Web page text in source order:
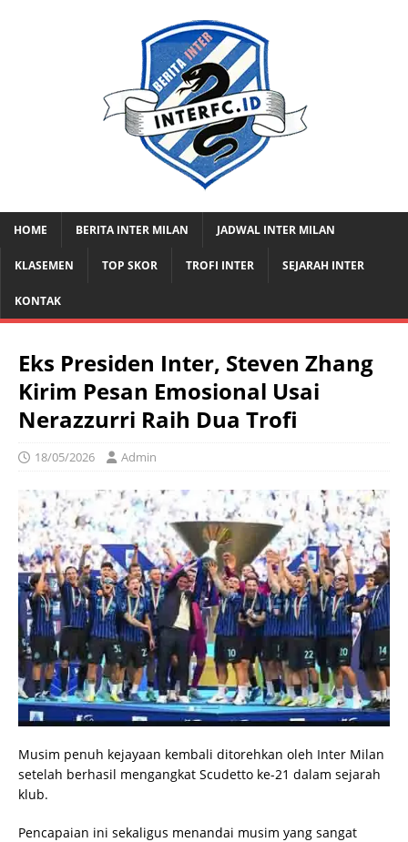
HOME BERITA INTER MILAN JADWAL INTER MILAN
KLASEMEN TOP SKOR TROFI INTER SEJARAH INTER
KONTAK
Eks Presiden Inter, Steven Zhang
Kirim Pesan Emosional Usai
Nerazzurri Raih Dua Trofi
18/05/2026 Admin
Musim penuh kejayaan kembali ditorehkan oleh Inter Milan
setelah berhasil mengangkat Scudetto ke-21 dalam sejarah
klub.
Pencapaian ini sekaligus menandai musim yang sangat